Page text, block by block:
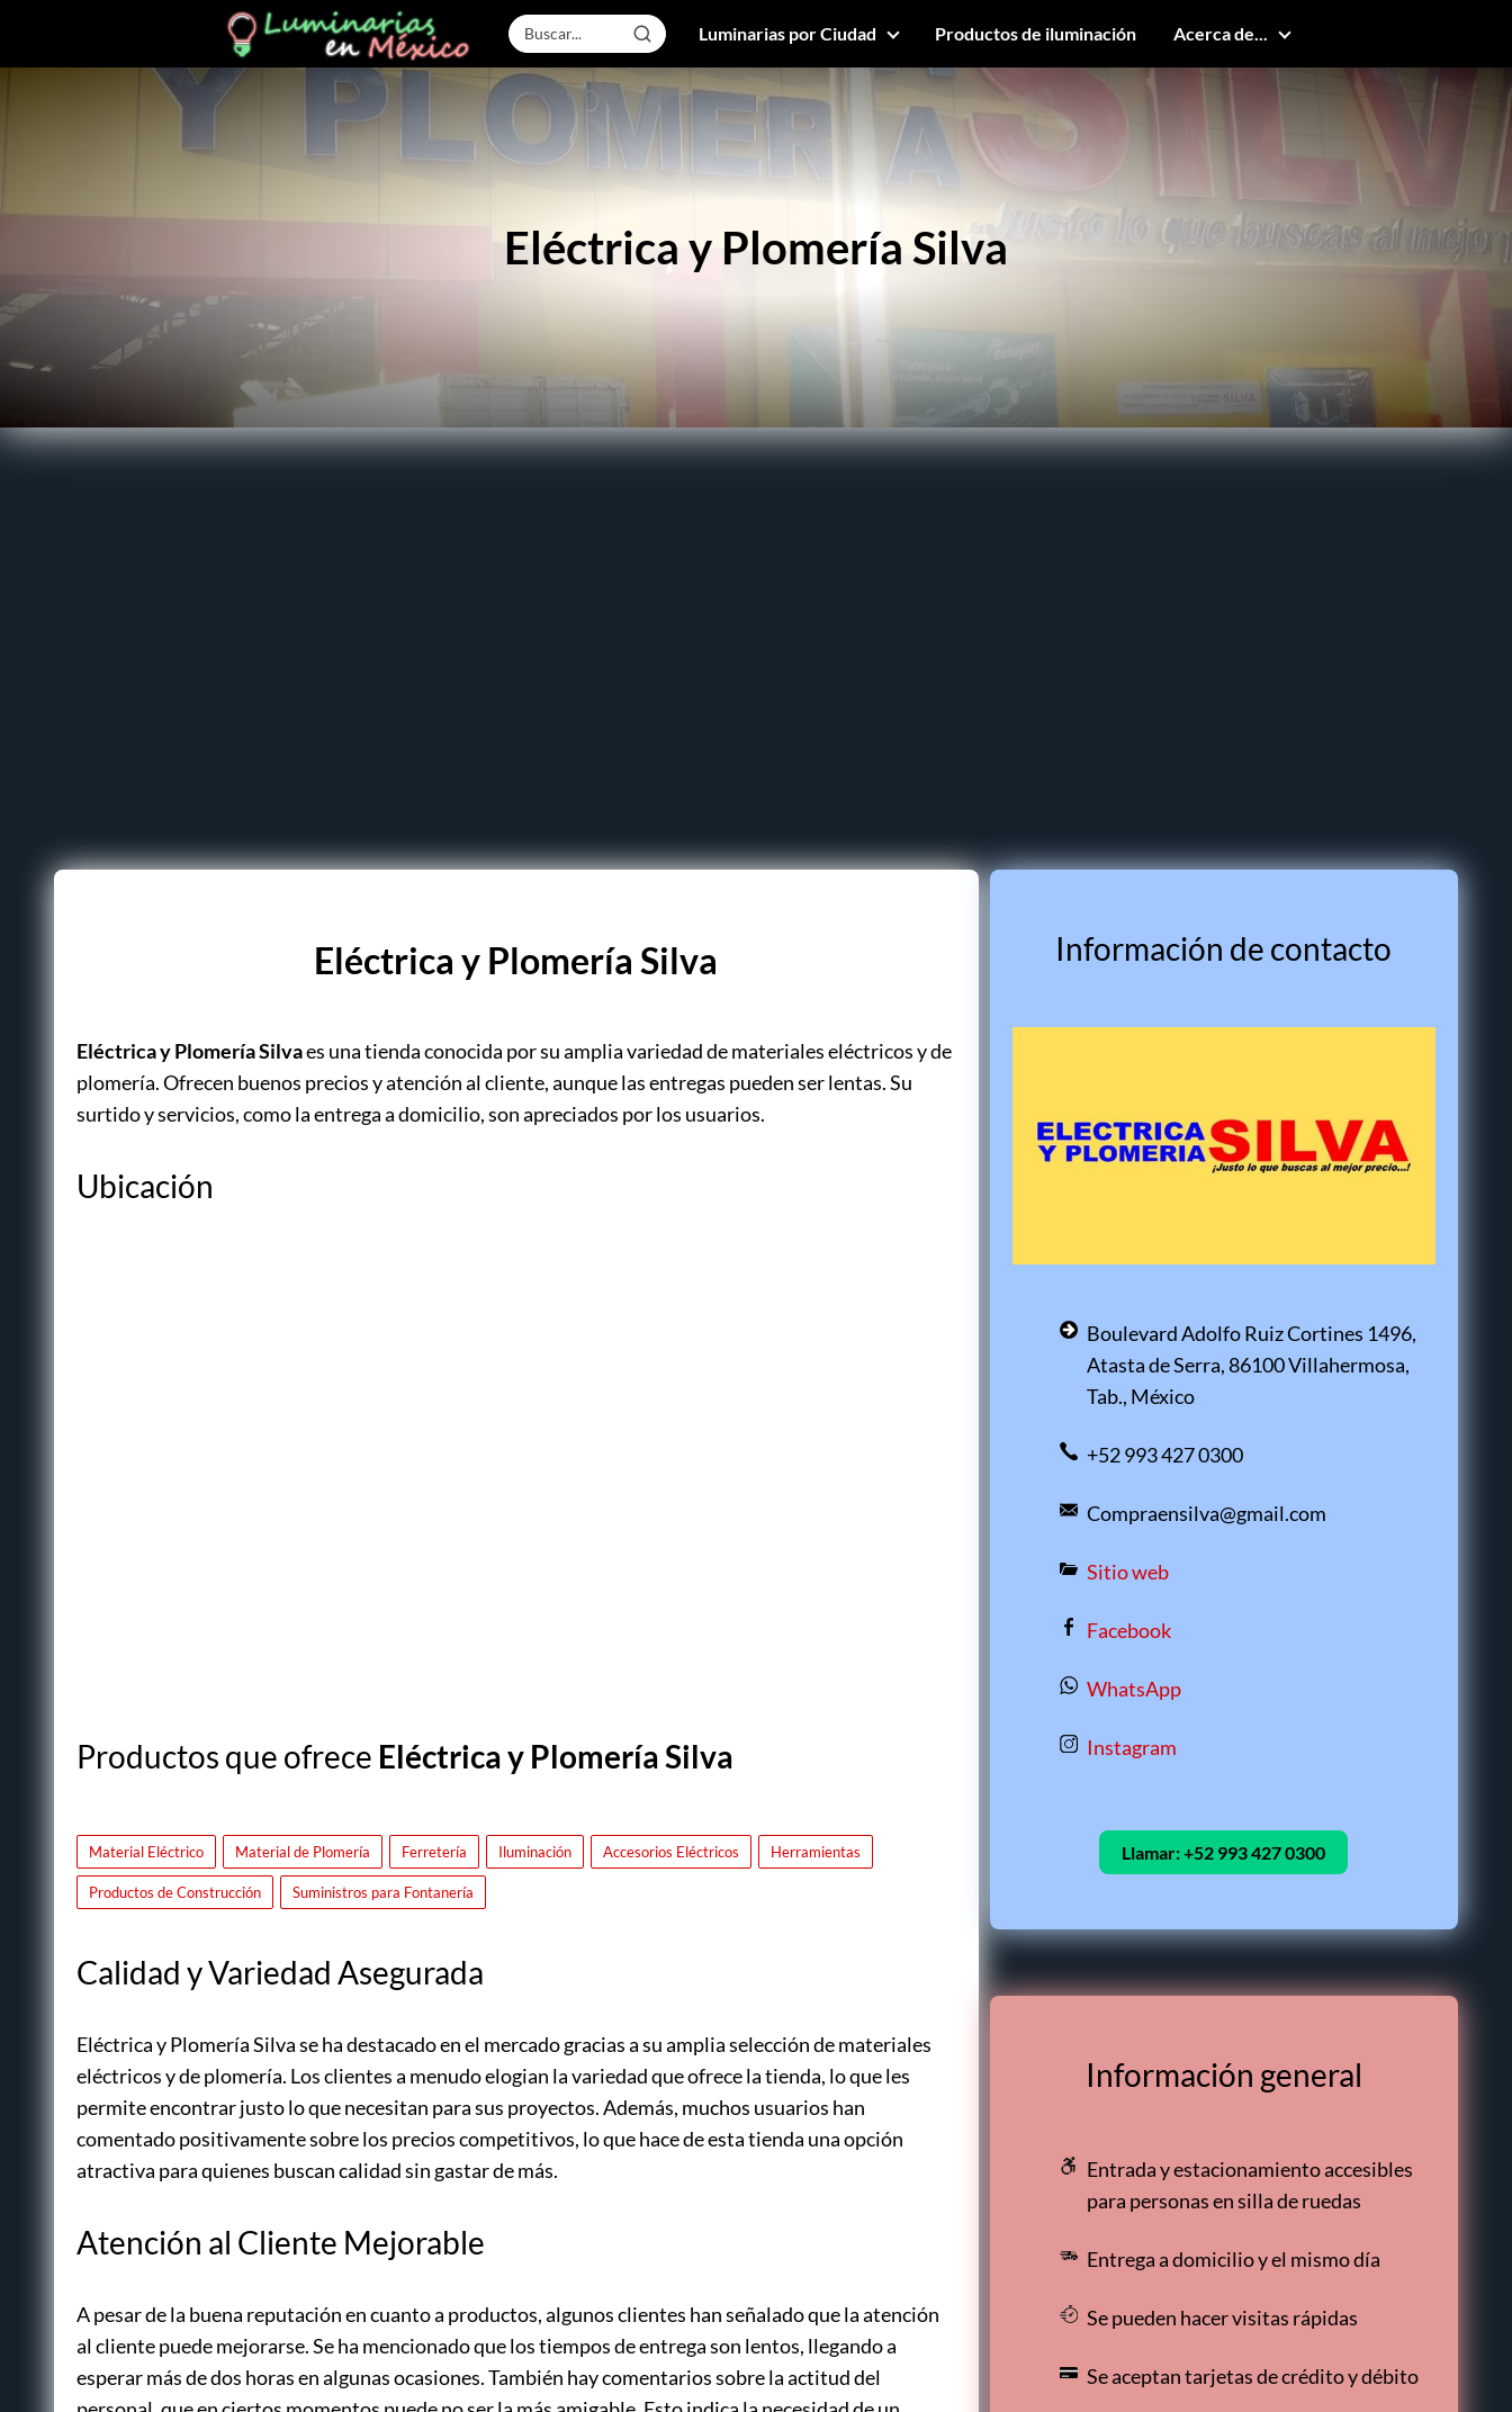
Luminarias por Ciudad Productos de iluminación Acerca de...
Eléctrica y Plomería Silva
Eléctrica y Plomería Silva
Eléctrica y Plomería Silvaes una tienda conocida por su amplia variedad de materiales eléctricos y de
plomería. Ofrecen buenos precios y atención al cliente, aunque las entregas pueden ser lentas. Su
surtido y servicios, como la entrega a domicilio, son apreciados por los usuarios.
Ubicación
Productos que ofrece Eléctrica y Plomería Silva
Material Eléctrico Material de Plomería Ferretería Iluminación Accesorios Eléctricos Herramientas
Productos de Construcción Suministros para Fontanería
Calidad y Variedad Asegurada
Eléctrica y Plomería Silva se ha destacado en el mercado gracias a su amplia selección de materiales
eléctricos y de plomería. Los clientes a menudo elogian la variedad que ofrece la tienda, lo que les
permite encontrar justo lo que necesitan para sus proyectos. Además, muchos usuarios han
comentado positivamente sobre los precios competitivos, lo que hace de esta tienda una opción
atractiva para quienes buscan calidad sin gastar de más.
Atención al Cliente Mejorable
A pesar de la buena reputación en cuanto a productos, algunos clientes han señalado que la atención
al cliente puede mejorarse. Se ha mencionado que los tiempos de entrega son lentos, llegando a
esperar más de dos horas en algunas ocasiones. También hay comentarios sobre la actitud del
Información de contacto
Boulevard Adolfo Ruiz Cortines 1496,
Atasta de Serra, 86100 Villahermosa,
Tab., México
+52 993 427 0300
Compraensilva@gmail.com
Sitio web
Facebook
WhatsApp
Instagram
Llamar:+52 993 427 0300
Información general
Entrada y estacionamiento accesibles
para personas en silla de ruedas
Entrega a domicilio y el mismo día
Se pueden hacer visitas rápidas
Se aceptan tarjetas de crédito y débito